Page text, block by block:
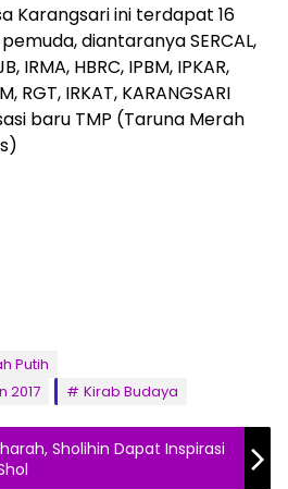
Karangsari ini terdapat 16
diantaranya SERCAL,
IRMA, HBRC, IPBM, IPKAR,
RGT, IRKAT, KARANGSARI
baru TMP (Taruna Merah
Putih
2017
Kirab Budaya
Sholihin Dapat Inspirasi